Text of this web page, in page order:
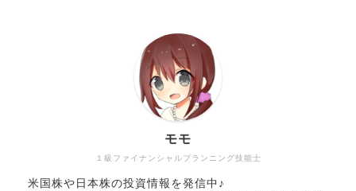
１級ファイナンシャルプランニング技能士
モモ
米国株や日本株の投資情報を発信中♪